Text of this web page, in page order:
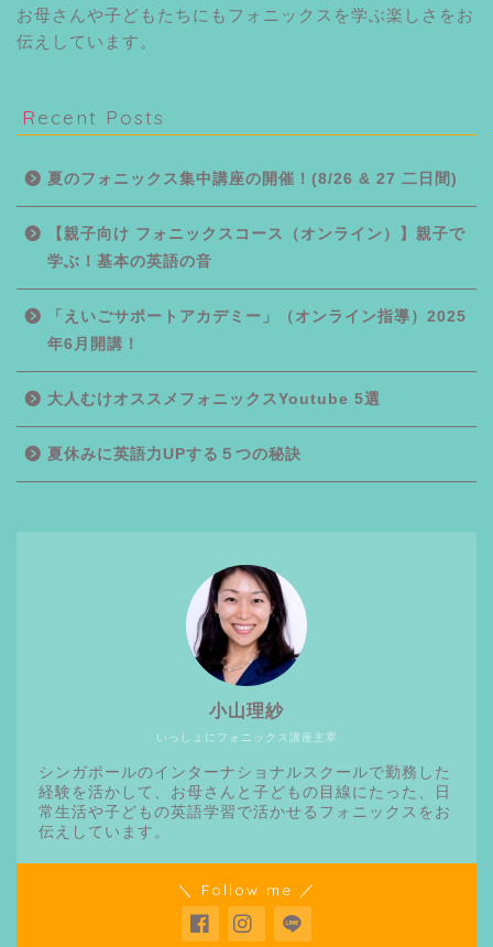
お母さんや子どもたちにもフォニックスを学ぶ楽しさをお
伝えしています。
Recent Posts
夏のフォニックス集中講座の開催！(8/26 & 27 二日間)
【親子向け フォニックスコース（オンライン）】親子で
学ぶ！基本の英語の音
「えいごサポートアカデミー」（オンライン指導）2025
年6月開講！
大人むけオススメフォニックスYoutube 5選
夏休みに英語力UPする５つの秘訣
いっしょにフォニックス講座主宰
小山理紗
シンガポールのインターナショナルスクールで勤務した
経験を活かして、お母さんと子どもの目線にたった、日
常生活や子どもの英語学習で活かせるフォニックスをお
伝えしています。
＼ Follow me ／